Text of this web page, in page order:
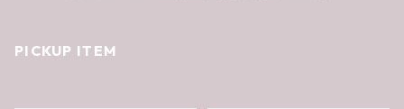
PICKUP ITEM